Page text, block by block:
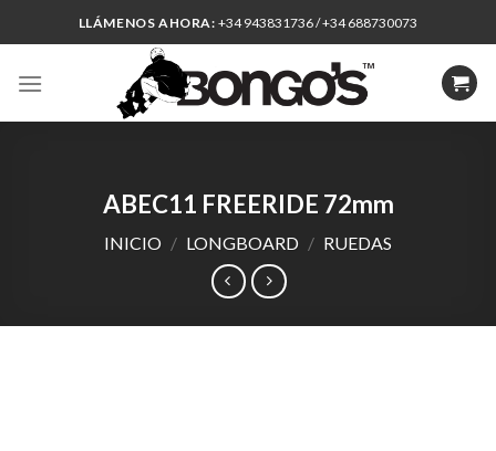
to
LLÁMENOS AHORA:+34 943831736 / +34 688730073
ABEC11 FREERIDE 72mm
INICIO / LONGBOARD / RUEDAS